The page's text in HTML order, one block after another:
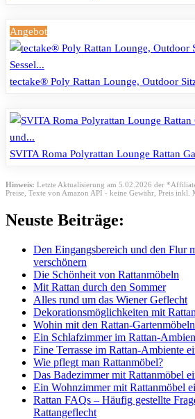
Angebot
tectake® Poly Rattan Lounge, Outdoor
SVITA Roma Polyrattan Lounge Rattan
Hinweis: Letzte Aktualisierung am 5.02.2026 der
Preise, Texte von Amazon API - keine Gewähr, Preis inkl.
Neuste Beiträge:
Den Eingangsbereich und den Flur
verschönern
Die Schönheit von Rattanmöbeln
Mit Rattan durch den Sommer
Alles rund um das Wiener Geflecht
Dekorationsmöglichkeiten mit Rattan
Wohin mit den Rattan-
Ein Schlafzimmer im Rattan-
Eine Terrasse im Rattan-Ambiente
Wie pflegt man Rattanmöbel?
Das Badezimmer mit Rattanmöbel
Ein Wohnzimmer mit Rattanmöbel
Rattan FAQs – Häufig gestellte
Rattangeflecht